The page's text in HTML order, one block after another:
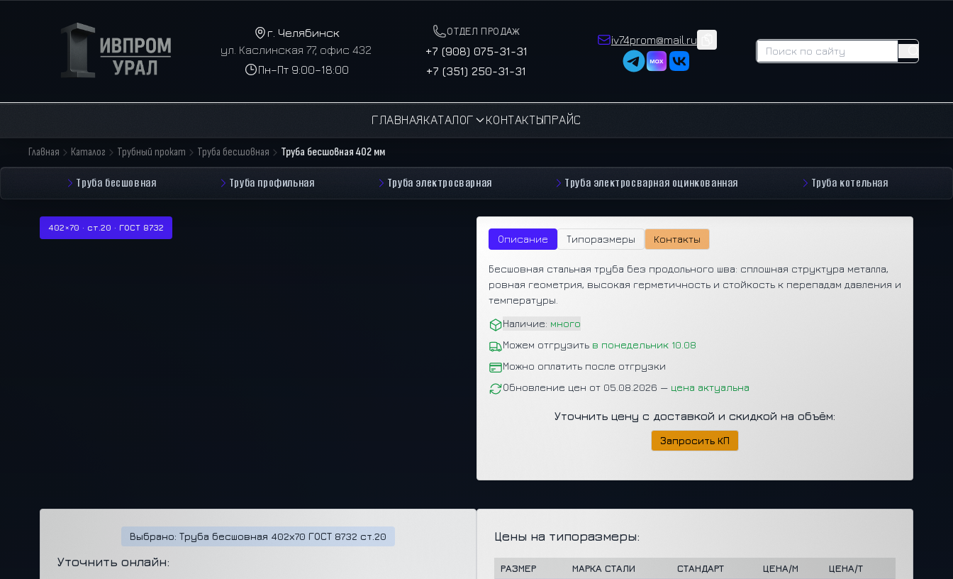
г. Челябинск
ул. Каслинская 77, офис 432
Пн–Пт 9:00–18:00
ОТДЕЛ ПРОДАЖ
+7 (908) 075-31-31
+7 (351) 250-31-31
iv74prom@mail.ru
ГЛАВНАЯКАТАЛОГ КОНТАКТЫПРАЙС
Главная Каталог Трубный прокат Труба бесшовная Труба бесшовная 402 мм
Труба бесшовная Труба профильная Труба электросварная Труба электросварная оцинкованная Труба котельная
402×70 · ст.20 · ГОСТ 8732
Описание Типоразмеры Контакты
Бесшовная стальная труба без продольного шва: сплошная структура металла,
ровная геометрия, высокая герметичность и стойкость к перепадам давления и
температуры.
Наличие: много
Можем отгрузить в понедельник 10.08
Можно оплатить после отгрузки
Обновление цен от 05.08.2026 — цена актуальна
Уточнить цену с доставкой и скидкой на объём:
Запросить КП
Цены на типоразмеры:
РАЗМЕР МАРКА СТАЛИ СТАНДАРТ ЦЕНА/М
ЦЕНА/Т
Выбрано: Труба бесшовная 402х70 ГОСТ 8732 ст.20
Уточнить онлайн: